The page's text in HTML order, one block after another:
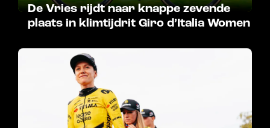
De Vries rijdt naar knappe zevende
plaats in klimtijdrit Giro d’Italia Women